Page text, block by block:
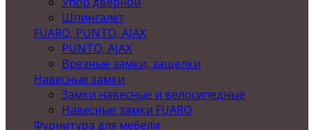
Шпингалет
FUARO, PUNTO, AJAX
PUNTO, AJAX
Врезные замки, защелки
Навесные замки
Замки навесные и велосипедные
Навесные замки FUARO
Фурнитура для мебели